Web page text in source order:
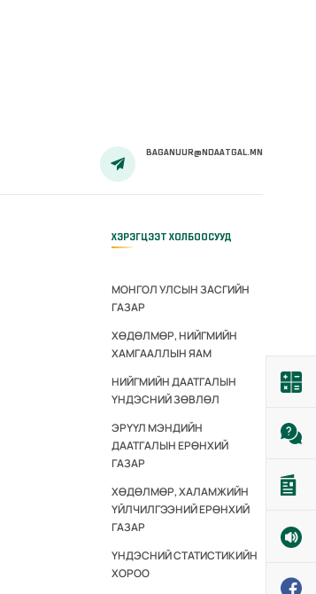
BAGANUUR@NDAATGAL.MN
ХЭРЭГЦЭЭТ ХОЛБООСУУД
МОНГОЛ УЛСЫН ЗАСГИЙН
ГАЗАР
ХӨДӨЛМӨР, НИЙГМИЙН
ХАМГААЛЛЫН ЯАМ
НИЙГМИЙН ДААТГАЛЫН
ҮНДЭСНИЙ ЗӨВЛӨЛ
ЭРҮҮЛ МЭНДИЙН
ДААТГАЛЫН ЕРӨНХИЙ
ГАЗАР
ХӨДӨЛМӨР, ХАЛАМЖИЙН
ҮЙЛЧИЛГЭЭНИЙ ЕРӨНХИЙ
ГАЗАР
ҮНДЭСНИЙ СТАТИСТИКИЙН
ХОРОО